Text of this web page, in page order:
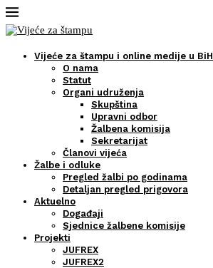
Vijeće za štampu i online medije u BiH
O nama
Statut
Organi udruženja
Skupština
Upravni odbor
Žalbena komisija
Sekretarijat
Članovi vijeća
Žalbe i odluke
Pregled žalbi po godinama
Detaljan pregled prigovora
Aktuelno
Događaji
Sjednice žalbene komisije
Projekti
JUFREX
JUFREX2